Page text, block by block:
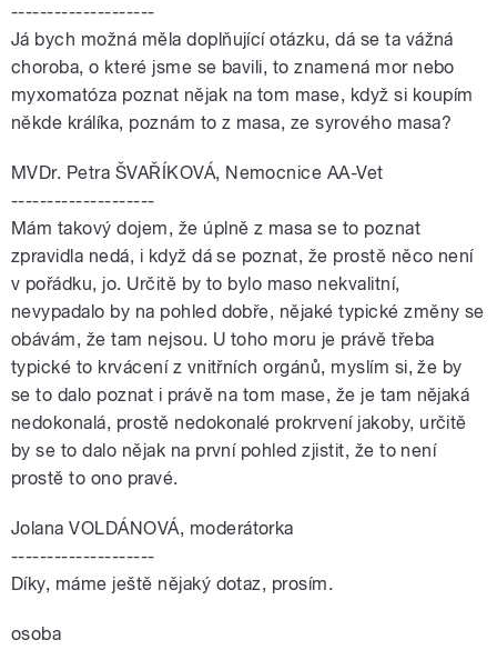
--------------------
Já bych možná měla doplňující otázku, dá se ta vážná
choroba, o které jsme se bavili, to znamená mor nebo
myxomatóza poznat nějak na tom mase, když si koupím
někde králíka, poznám to z masa, ze syrového masa?
MVDr. Petra ŠVAŘÍKOVÁ, Nemocnice AA-Vet
--------------------
Mám takový dojem, že úplně z masa se to poznat
zpravidla nedá, i když dá se poznat, že prostě něco není
v pořádku, jo. Určitě by to bylo maso nekvalitní,
nevypadalo by na pohled dobře, nějaké typické změny se
obávám, že tam nejsou. U toho moru je právě třeba
typické to krvácení z vnitřních orgánů, myslím si, že by
se to dalo poznat i právě na tom mase, že je tam nějaká
nedokonalá, prostě nedokonalé prokrvení jakoby, určitě
by se to dalo nějak na první pohled zjistit, že to není
prostě to ono pravé.
Jolana VOLDÁNOVÁ, moderátorka
--------------------
Díky, máme ještě nějaký dotaz, prosím.
osoba